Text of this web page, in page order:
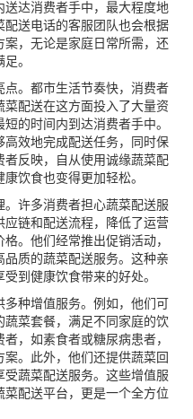
达消费者手中，最大程度地
送电话的客服团队也会根据
，无论是家庭日常所需，还
。
。都市生活节奏快，消费者
配送在这方面投入了大量资
的时间内到达消费者手中。
效地完成配送任务，同时保
反映，自从使用诚缘蔬菜配
饮食也变得更加轻松。
许多消费者担心蔬菜配送服
链和配送流程，降低了运营
。他们经常推出促销活动，
质的蔬菜配送服务。这种亲
到健康饮食带来的好处。
种增值服务。例如，他们可
菜套餐，满足不同家庭的饮
，如素食者或糖尿病患者，
。此外，他们还提供蔬菜回
蔬菜配送服务。这些增值服
配送平台，更是一个全方位